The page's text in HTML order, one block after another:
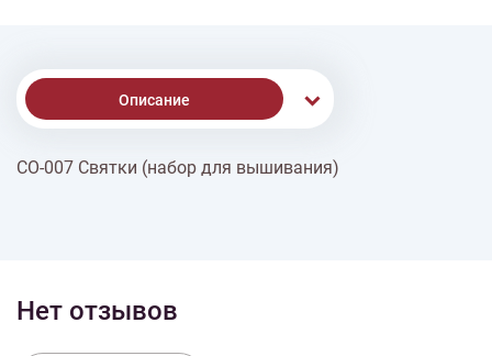
Описание
Доставка
СО-007 Святки (набор для вышивания)
Нет отзывов